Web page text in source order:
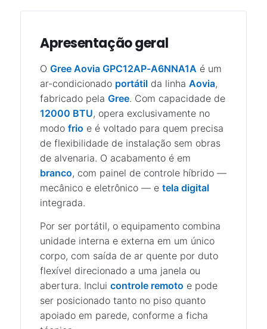
Apresentação geral
O Gree Aovia GPC12AP-A6NNA1A é um
ar-condicionado portátil da linha Aovia,
fabricado pela Gree. Com capacidade de
12000 BTU, opera exclusivamente no
modo frio e é voltado para quem precisa
de flexibilidade de instalação sem obras
de alvenaria. O acabamento é em
branco, com painel de controle híbrido —
mecânico e eletrônico — e tela digital
integrada.
Por ser portátil, o equipamento combina
unidade interna e externa em um único
corpo, com saída de ar quente por duto
flexível direcionado a uma janela ou
abertura. Inclui controle remoto e pode
ser posicionado tanto no piso quanto
apoiado em parede, conforme a ficha